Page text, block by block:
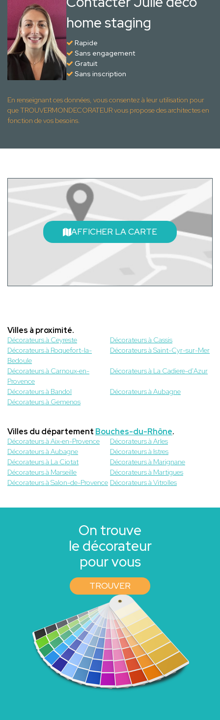
home staging
Rapide
Sans engagement
Gratuit
Sans inscription
En renseignant ces données, vous consentez à leur utilisation pour
que TROUVERMONDECORATEUR vous propose des architectes en
fonction de vos besoins.
AFFICHER LA CARTE
Villes à proximité.
Décorateurs à Ceyreste
Décorateurs à Cassis
Décorateurs à Roquefort-la-
Bedoule
Décorateurs à Saint-Cyr-sur-Mer
Décorateurs à Carnoux-en-
Provence
Décorateurs à La Cadiere-d'Azur
Décorateurs à Bandol
Décorateurs à Aubagne
Décorateurs à Gemenos
Villes du département Bouches-du-Rhône.
Décorateurs à Aix-en-Provence
Décorateurs à Arles
Décorateurs à Aubagne
Décorateurs à Istres
Décorateurs à La Ciotat
Décorateurs à Marignane
Décorateurs à Marseille
Décorateurs à Martigues
Décorateurs à Salon-de-Provence Décorateurs à Vitrolles
On trouve
le décorateur
pour vous
TROUVER